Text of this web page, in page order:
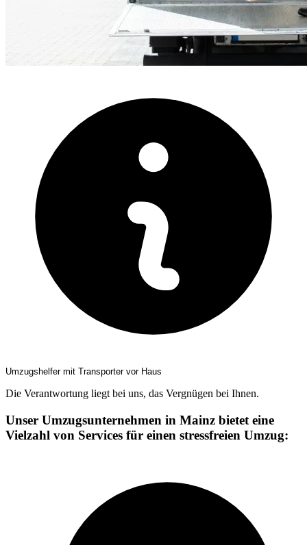
Umzugshelfer mit Transporter vor Haus
Die Verantwortung liegt bei uns, das Vergnügen bei Ihnen.
Unser Umzugsunternehmen in Mainz bietet eine
Vielzahl von Services für einen stressfreien Umzug: